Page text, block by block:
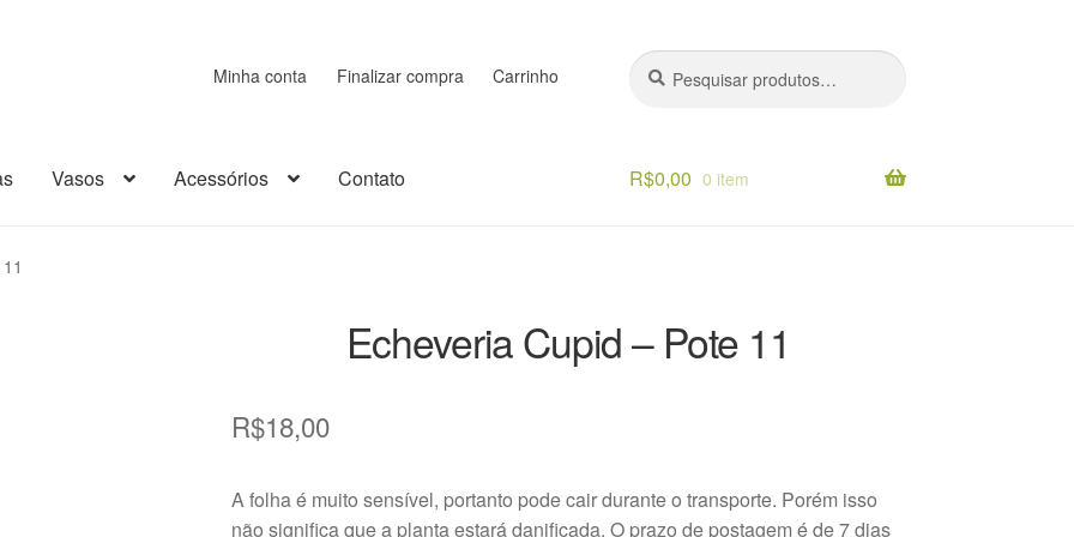
Minha conta Finalizar compra Carrinho
Pesquisar
por:
Pesquisar
Vasos Acessórios Contato
Suculentas Vasos
R$0,00 0 item
Echeveria Cupid – Pote 11
R$18,00
A folha é muito sensível, portanto pode cair durante o transporte. Porém isso
não significa que a planta estará danificada. O prazo de postagem é de 7 dias